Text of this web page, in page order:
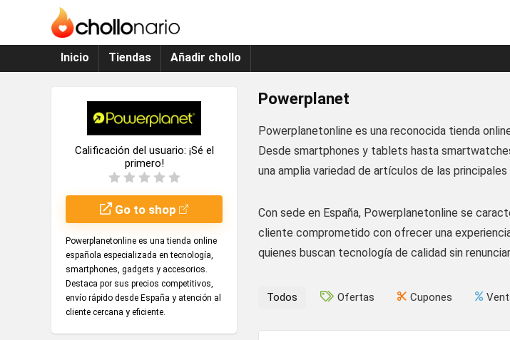
Inicio Tiendas Añadir chollo
Powerplanet
Powerplanetonline es una reconocida tienda
Desde smartphones y tablets hasta
una amplia variedad de artículos de las
Con sede en España, Powerplanetonline se
cliente comprometido con ofrecer una
quienes buscan tecnología de calidad sin
Calificación del usuario: ¡Sé el
primero!
Go to shop
Powerplanetonline es una tienda online
española especializada en tecnología,
smartphones, gadgets y accesorios.
Destaca por sus precios competitivos,
envío rápido desde España y atención al
cliente cercana y eficiente.
Todos Ofertas Cupones